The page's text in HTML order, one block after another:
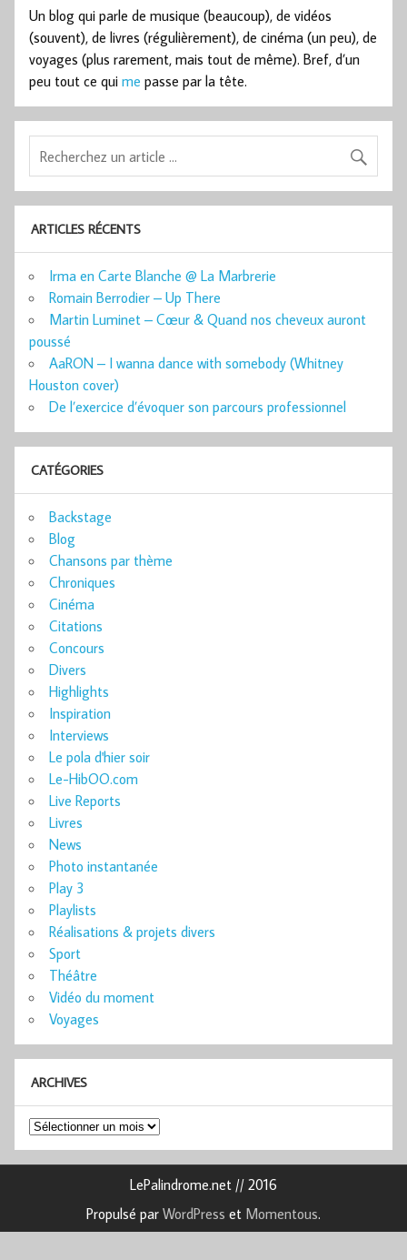
Un blog qui parle de musique (beaucoup), de vidéos
(souvent), de livres (régulièrement), de cinéma (un peu), de
voyages (plus rarement, mais tout de même). Bref, d’un
peu tout ce qui me passe par la tête.
ARTICLES RÉCENTS
Irma en Carte Blanche @ La Marbrerie
Romain Berrodier – Up There
Martin Luminet – Cœur & Quand nos cheveux auront
poussé
AaRON – I wanna dance with somebody (Whitney
Houston cover)
De l’exercice d’évoquer son parcours professionnel
CATÉGORIES
Backstage
Blog
Chansons par thème
Chroniques
Cinéma
Citations
Concours
Divers
Highlights
Inspiration
Interviews
Le pola d'hier soir
Le-HibOO.com
Live Reports
Livres
News
Photo instantanée
Play 3
Playlists
Réalisations & projets divers
Sport
Théâtre
Vidéo du moment
Voyages
ARCHIVES
Archives
LePalindrome.net // 2016
Propulsé par WordPress et Momentous.